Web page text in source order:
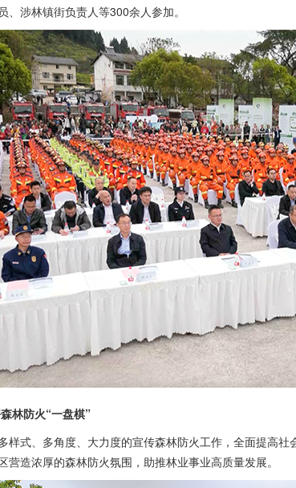
、涉林镇街负责人等300余人参加。
林防火“一盘棋”
样式、多角度、大力度的宣传森林防火工作，全面提高
营造浓厚的森林防火氛围，助推林业事业高质量发展。